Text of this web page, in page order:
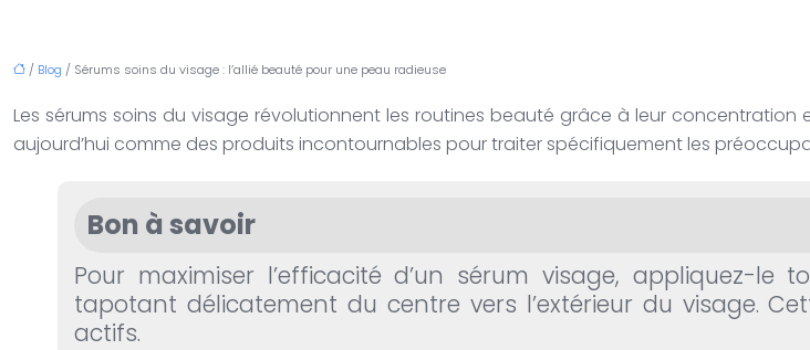
/ Blog / Sérums soins du visage : l’allié beauté pour une peau radieuse
Les sérums soins du visage révolutionnent les routines beauté grâce à leur
aujourd’hui comme des produits incontournables pour traiter spécifiquement les
Bon à savoir
Pour maximiser l’efficacité d’un sérum visage, appliquez-
tapotant délicatement du centre vers l’extérieur du visage.
actifs.